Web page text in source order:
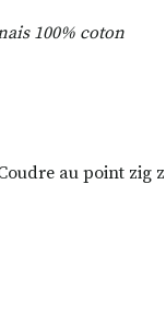
100% coton
au point zig